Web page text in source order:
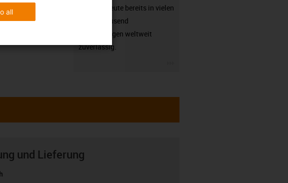
arbeiten heute bereits in vielen
hunderttausend
Anwendungen weltweit
zuverlässig.
und Lieferung
all